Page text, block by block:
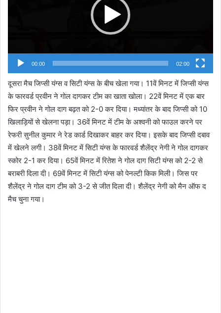
00:00 02:00
दूसरा मैच जिप्सी यंग्स व सिटी यंग्स के बीच खेला गया। 11वें मिनट में जिप्सी यंग्स
के फारवर्ड प्रवीन ने गोल दागकर टीम का खाता खोला। 22वें मिनट में एक बार
फिर प्रवीन ने गोल दाग बढ़त को 2-0 कर दिया। मध्यांतर के बाद जिप्सी को 10
खिलाड़ियों से खेलना पड़ा। 36वें मिनट में टीम के अश्वनी को फाउल करने पर
रेफरी सुनील कुमार ने रेड कार्ड दिखाकर बाहर कर दिया। इसके बाद जिप्सी दबाव
में खेलने लगी। 38वें मिनट में सिटी यंग्स के फारवर्ड शैलेंद्र नेगी ने गोल दागकर
स्कोर 2-1 कर दिया। 65वें मिनट में रितेश ने गोल दाग सिटी यंग्स को 2-2 से
बराबरी दिला दी। 69वें मिनट में सिटी यंग्स को पेनल्टी किक मिली। जिस पर
शैलेंद्र ने गोल दाग टीम को 3-2 से जीत दिला दी। शैलेंद्र नेगी को मैन ऑफ द
मैच चुना गया।